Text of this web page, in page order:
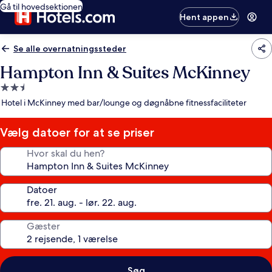
Gå til hovedsektionen
Hent appen
Se alle overnatningssteder
Hampton Inn & Suites McKinney
2.5-
stjernet
Hotel i McKinney med bar/lounge og døgnåbne fitnessfaciliteter
Vælg datoer for at se priser
Hvor skal du hen?
Datoer
Gæster